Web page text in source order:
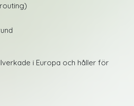
i Europa och håller för